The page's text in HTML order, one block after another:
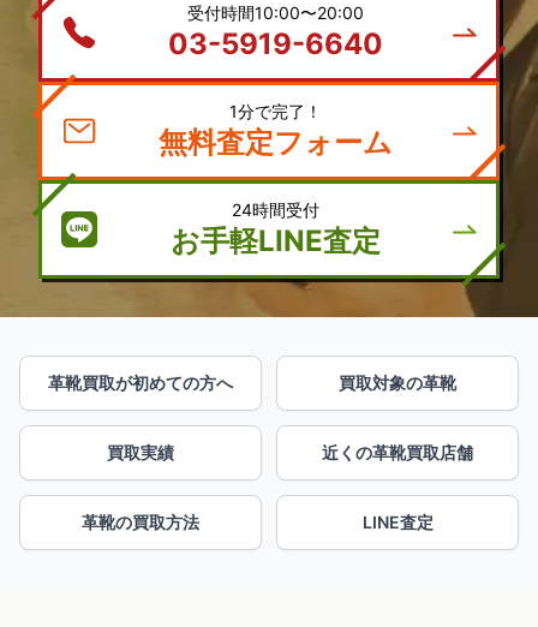
受付時間10:00〜20:00
03-5919-6640
1分で完了！
無料査定フォーム
24時間受付
お手軽LINE査定
革靴買取が初めての方へ 買取対象の革靴
買取実績 近くの革靴買取店舗
革靴の買取方法 LINE査定